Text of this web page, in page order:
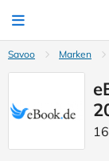
Savoo Marken